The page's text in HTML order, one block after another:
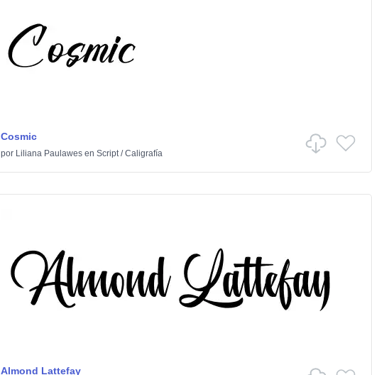
Cosmic
por Liliana Paulawesen Script/Caligrafía
Almond Lattefay